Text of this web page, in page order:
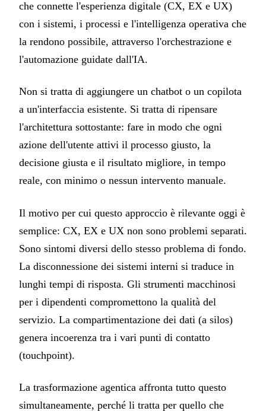
che connette l'esperienza digitale (CX, EX e UX)
con i sistemi, i processi e l'intelligenza operativa che
la rendono possibile, attraverso l'orchestrazione e
l'automazione guidate dall'IA.
Non si tratta di aggiungere un chatbot o un copilota
a un'interfaccia esistente. Si tratta di ripensare
l'architettura sottostante: fare in modo che ogni
azione dell'utente attivi il processo giusto, la
decisione giusta e il risultato migliore, in tempo
reale, con minimo o nessun intervento manuale.
Il motivo per cui questo approccio è rilevante oggi è
semplice: CX, EX e UX non sono problemi separati.
Sono sintomi diversi dello stesso problema di fondo.
La disconnessione dei sistemi interni si traduce in
lunghi tempi di risposta. Gli strumenti macchinosi
per i dipendenti compromettono la qualità del
servizio. La compartimentazione dei dati (a silos)
genera incoerenza tra i vari punti di contatto
(touchpoint).
La trasformazione agentica affronta tutto questo
simultaneamente, perché li tratta per quello che